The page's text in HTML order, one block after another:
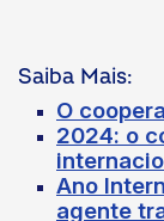
Saiba Mais:
O
2024: o
Ano
agente